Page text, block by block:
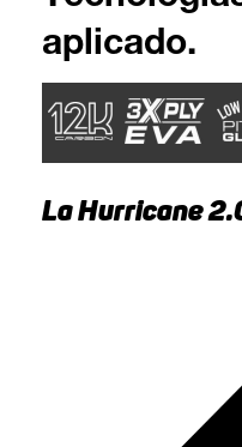
aplicado.
La Hurricane